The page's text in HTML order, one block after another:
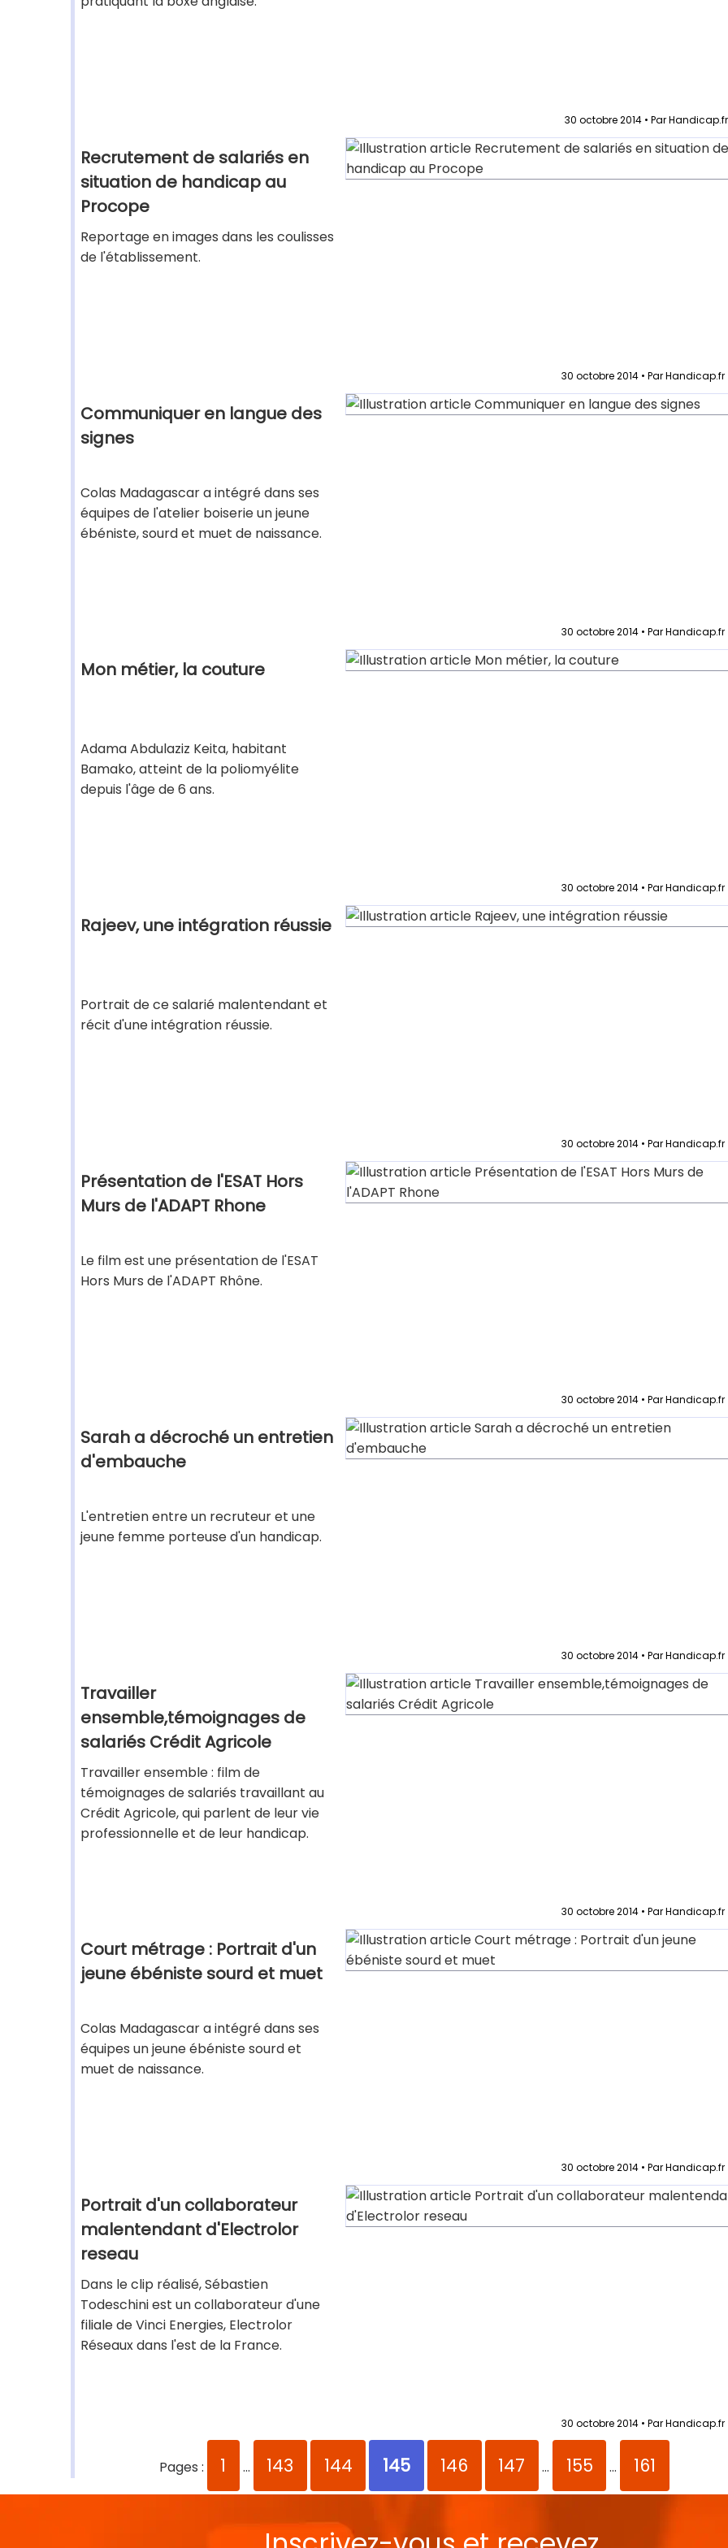
30 octobre 2014 • Par
Recrutement de salariés en
situation de handicap au
Procope
Reportage en images dans les coulisses
de l'établissement.
30 octobre 2014 • Par Handicap.fr
Communiquer en langue des
signes
Colas Madagascar a intégré dans ses
équipes de l'atelier boiserie un jeune
ébéniste, sourd et muet de naissance.
30 octobre 2014 • Par Handicap.fr
Mon métier, la couture
Adama Abdulaziz Keita, habitant
Bamako, atteint de la poliomyélite
depuis l'âge de 6 ans.
30 octobre 2014 • Par Handicap.fr
Rajeev, une intégration réussie
Portrait de ce salarié malentendant et
récit d'une intégration réussie.
30 octobre 2014 • Par Handicap.fr
Présentation de l'ESAT Hors
Murs de l'ADAPT Rhone
Le film est une présentation de l'ESAT
Hors Murs de l'ADAPT Rhône.
30 octobre 2014 • Par Handicap.fr
Sarah a décroché un entretien
d'embauche
L'entretien entre un recruteur et une
jeune femme porteuse d'un handicap.
30 octobre 2014 • Par Handicap.fr
Travailler
ensemble,témoignages de
salariés Crédit Agricole
Travailler ensemble : film de
témoignages de salariés travaillant au
Crédit Agricole, qui parlent de leur vie
professionnelle et de leur handicap.
30 octobre 2014 • Par Handicap.fr
Court métrage : Portrait d'un
jeune ébéniste sourd et muet
Colas Madagascar a intégré dans ses
équipes un jeune ébéniste sourd et
muet de naissance.
30 octobre 2014 • Par Handicap.fr
Portrait d'un collaborateur
malentendant d'Electrolor
reseau
Dans le clip réalisé, Sébastien
Todeschini est un collaborateur d'une
filiale de Vinci Energies, Electrolor
Réseaux dans l'est de la France.
30 octobre 2014 • Par Handicap.fr
Pages : 1 ... 143 144 145 146 147 ... 155 ... 161